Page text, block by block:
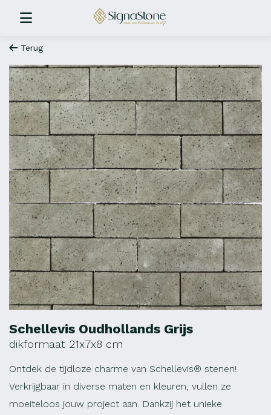
Terug
Schellevis Oudhollands Grijs
dikformaat 21x7x8 cm
Ontdek de tijdloze charme van Schellevis® stenen!
Verkrijgbaar in diverse maten en kleuren, vullen ze
moeiteloos jouw project aan. Dankzij het unieke